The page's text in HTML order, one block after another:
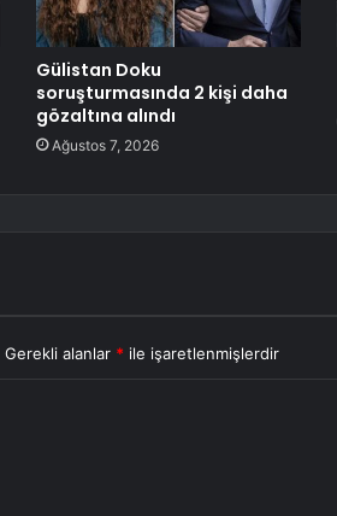
Gülistan Doku
soruşturmasında 2 kişi daha
gözaltına alındı
Ağustos 7, 2026
Gerekli alanlar * ile işaretlenmişlerdir